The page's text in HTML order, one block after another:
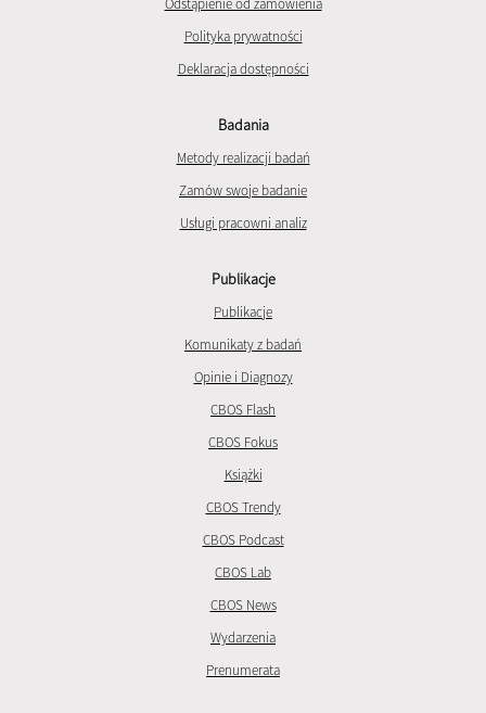
Polityka prywatności
Deklaracja dostępności
Badania
Metody realizacji badań
Zamów swoje badanie
Usługi pracowni analiz
Publikacje
Publikacje
Komunikaty z badań
Opinie i Diagnozy
CBOS Flash
CBOS Fokus
Książki
CBOS Trendy
CBOS Podcast
CBOS Lab
CBOS News
Wydarzenia
Prenumerata